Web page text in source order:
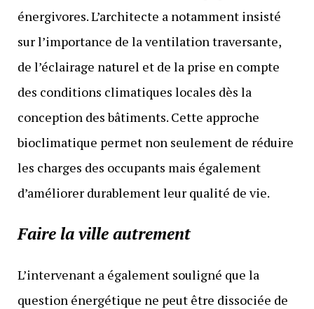
énergivores. L’architecte a notamment insisté
sur l’importance de la ventilation traversante,
de l’éclairage naturel et de la prise en compte
des conditions climatiques locales dès la
conception des bâtiments. Cette approche
bioclimatique permet non seulement de réduire
les charges des occupants mais également
d’améliorer durablement leur qualité de vie.
Faire la ville autrement
L’intervenant a également souligné que la
question énergétique ne peut être dissociée de